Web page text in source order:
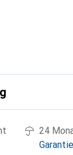
24